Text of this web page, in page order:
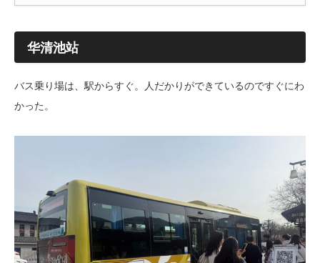
华清池站
バス乗り場は、駅からすぐ。人だかりができているのですぐにわ
かった。